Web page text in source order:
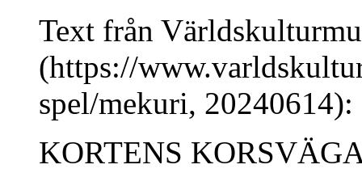
Text från
(https://
spel/mekuri, 20240614):
KORTENS